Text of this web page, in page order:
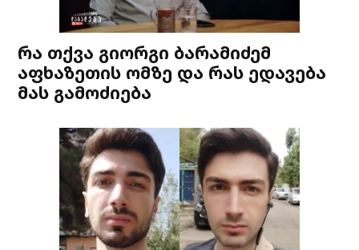
რა თქვა გიორგი ბარამიძემ
აფხაზეთის ომზე და რას ედავება
მას გამოძიება